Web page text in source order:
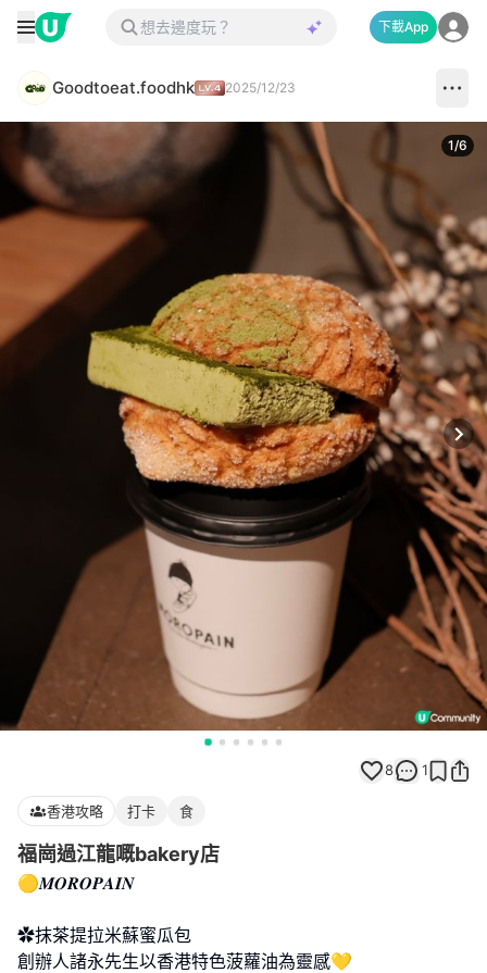
下載App
Goodtoeat.foodhk 2025/12/23
1/6
8 1
香港攻略 打卡 食
福崗過江龍嘅bakery店
🟡𝑴𝑶𝑹𝑶𝑷𝑨𝑰𝑵
✿抹茶提拉米蘇蜜瓜包
創辦人諸永先生以香港特色菠蘿油為靈感💛